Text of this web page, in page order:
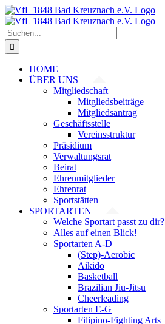
Zum
Inhalt
springen
Suche
nach:
HOME
ÜBER UNS
Mitgliedschaft
Mitgliedsbeiträge
Mitgliedsantrag
Geschäftsstelle
Vereinsstruktur
Präsidium
Verwaltungsrat
Beirat
Ehrenmitglieder
Ehrenrat
Sportstätten
SPORTARTEN
Welche Sportart passt zu dir?
Alles auf einen Blick!
Sportarten A-D
(Step)-Aerobic
Aikido
Basketball
Brazilian Jiu-Jitsu
Cheerleading
Sportarten E-G
Filipino-Fighting Arts